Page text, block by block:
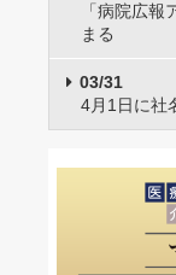
「病院広
まる
03/31
4月1日に社